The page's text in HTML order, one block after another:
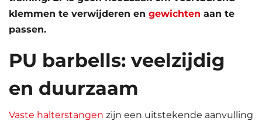
klemmen te verwijderen en gewichten aan te
passen.
PU barbells: veelzijdig
en duurzaam
Vaste halterstangen zijn een uitstekende aanvulling